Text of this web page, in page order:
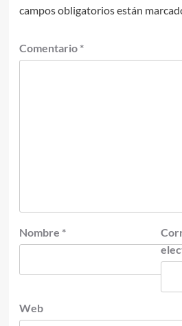
campos obligatorios están
Comentario *
Nombre *
Web